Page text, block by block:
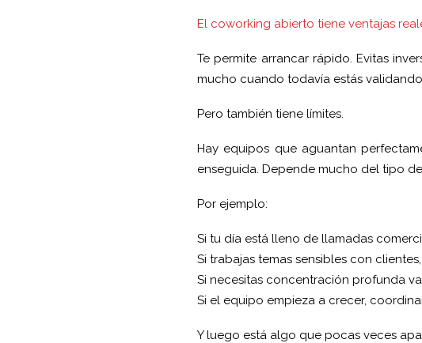
El coworking abierto tiene ventajas
Te permite arrancar rápido. Evitas
mucho cuando todavía estás
Pero también tiene límites.
Hay equipos que aguantan
enseguida. Depende mucho del tipo
Por ejemplo:
Si tu día está lleno de llamadas
Si trabajas temas sensibles con
Si necesitas concentración profunda
Si el equipo empieza a crecer,
Y luego está algo que pocas veces